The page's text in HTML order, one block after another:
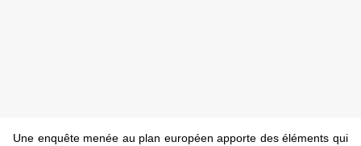
Une enquête menée au plan européen apporte des éléments qui